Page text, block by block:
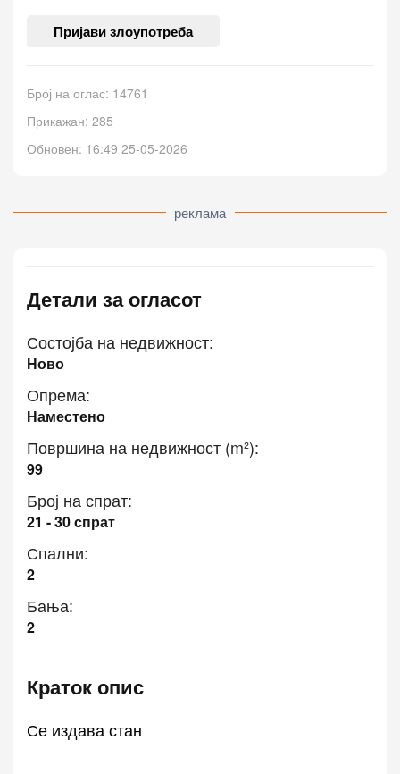
Пријави злоупотреба
Број на оглас: 14761
Прикажан: 285
Обновен: 16:49 25-05-2026
реклама
Детали за огласот
Состојба на недвижност:
Ново
Опрема:
Наместено
Површина на недвижност (m²):
99
Број на спрат:
21 - 30 спрат
Спални:
2
Бања:
2
Краток опис
Се издава стан